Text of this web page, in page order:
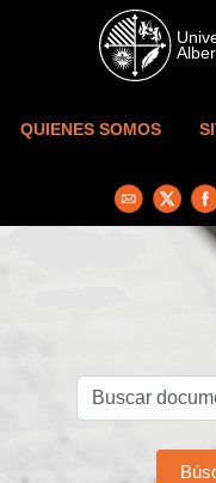
Skip to main content
QUIENES SOMOS